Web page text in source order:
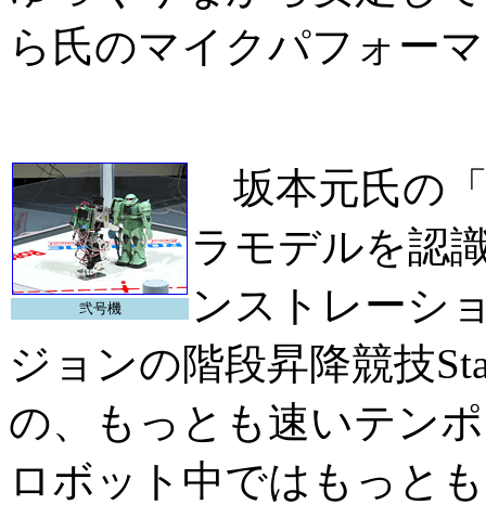
ら氏のマイクパフォー
弐号機
坂本元氏の
ラモデルを認
ンストレーシ
ジョンの階段昇降競技
の、もっとも速いテン
ロボット中ではもっと